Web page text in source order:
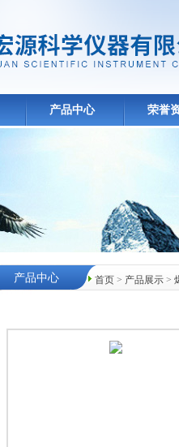
产品中心 荣誉
首页 > 产品展示 >
产品中心